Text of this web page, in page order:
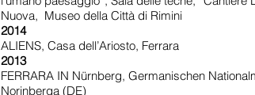
Nuova, Museo della Città di Rimini
2014
ALIENS, Casa dell’Ariosto, Ferrara
2013
FERRARA IN Nürnberg, Germanischen
Norinberga (DE)